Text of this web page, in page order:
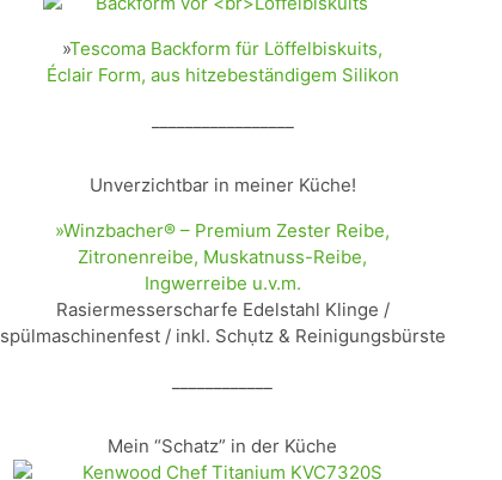
»Tescoma Backform für Löffelbiskuits,
Éclair Form, aus hitzebeständigem Silikon
Unverzichtbar in meiner Küche!
»Winzbacher® – Premium Zester Reibe,
Zitronenreibe, Muskatnuss-Reibe,
Ingwerreibe u.v.m.
Rasiermesserscharfe Edelstahl Klinge /
spülmaschinenfest / inkl. Schụtz & Reinigungsbürste
Mein “Schatz” in der Küche